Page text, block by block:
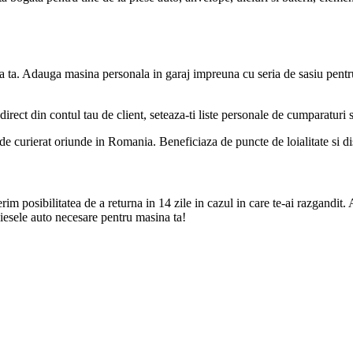
Adauga masina personala in garaj impreuna cu seria de sasiu
din contul tau de client, seteaza-ti liste personale de
curierat oriunde in Romania. Beneficiaza de puncte de loialitate si
posibilitatea de a returna in 14 zile in cazul in care te-ai
auto necesare pentru masina ta!